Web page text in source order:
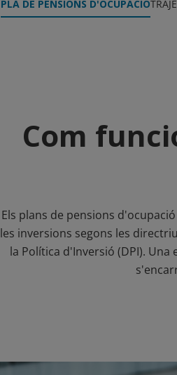
PLA DE PENSIONS D'OCUPACIÓ
Com
Els plans de pensions
les inversions segons les
la Política d'Inversió (DPI).